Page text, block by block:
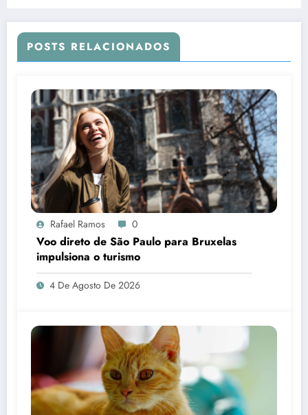
POSTS RELACIONADOS
Rafael Ramos 0
Voo direto de São Paulo para Bruxelas
impulsiona o turismo
4 De Agosto De 2026